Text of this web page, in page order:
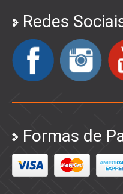
Redes
Formas de